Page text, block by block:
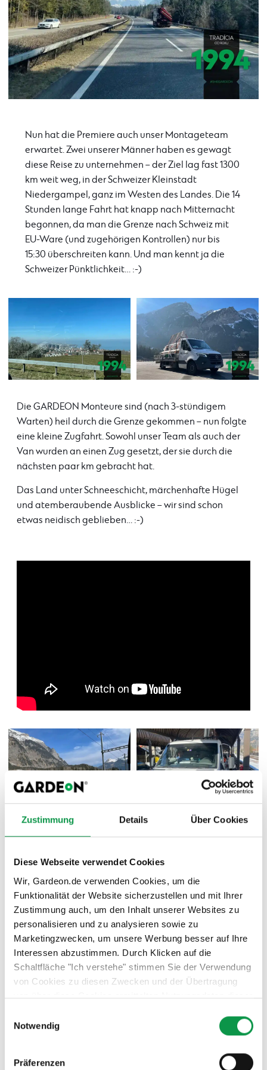
Zustimmung Details Über Cookies
Diese Webseite verwendet Cookies
Wir, Gardeon.de verwenden Cookies, um die
Funktionalität der Website sicherzustellen und mit Ihrer
Zustimmung auch, um den Inhalt unserer Websites zu
personalisieren und zu analysieren sowie zu
Marketingzwecken, um unsere Werbung besser auf Ihre
Interessen abzustimmen. Durch Klicken auf die
Schaltfläche "Ich verstehe" stimmen Sie der Verwendung
von Cookies zu diesen Zwecken und der Übertragung
von über diese Cookies ermittelten Nutzungsdaten dieser
Werbung in sozialen Netzwerken und Werbenetzwerken
auf anderen Websites zu. Diese Zustimmung ist freiwillig
Informationen zu den verwendeten Cookies, zu Ihren
Notwendig
Präferenzen
Nun hat die Premiere auch unser Montageteam
erwartet. Zwei unserer Männer haben es gewagt
diese Reise zu unternehmen – der Ziel lag fast 1300
km weit weg, in der Schweizer Kleinstadt
Niedergampel, ganz im Westen des Landes. Die 14
Stunden lange Fahrt hat knapp nach Mitternacht
begonnen, da man die Grenze nach Schweiz mit
EU-Ware (und zugehörigen Kontrollen) nur bis
15:30 überschreiten kann. Und man kennt ja die
Schweizer Pünktlichkeit… :-)
Die GARDEON Monteure sind (nach 3-stündigem
Warten) heil durch die Grenze gekommen – nun folgte
eine kleine Zugfahrt. Sowohl unser Team als auch der
Van wurden an einen Zug gesetzt, der sie durch die
nächsten paar km gebracht hat.
Das Land unter Schneeschicht, märchenhafte Hügel
und atemberaubende Ausblicke – wir sind schon
etwas neidisch geblieben… :-)
Nach insgesamt unglaublichen 15 Reisestunden sind
die Männer endlich angekommen – und hier fängt die
ganze Arbeit eigentlich ja nur an! Unsere geschickten
Profis ließen auf das Endergebnis aber nicht lange
warten. Abends war das Gartenhaus mit Sektionaltor